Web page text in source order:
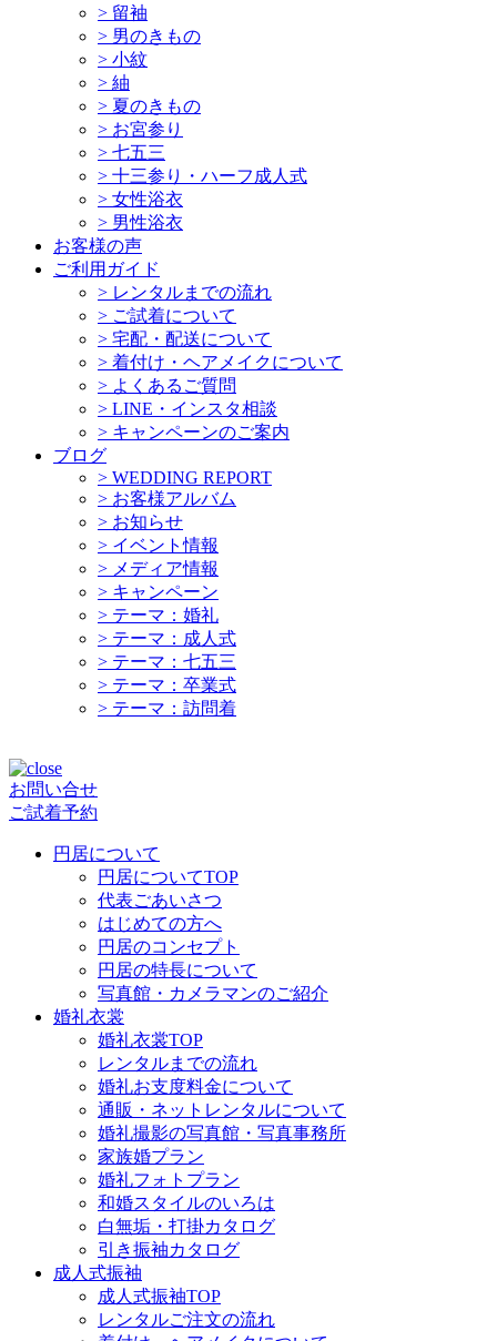
> 留袖
> 男のきもの
> 小紋
> 紬
> 夏のきもの
> お宮参り
> 七五三
> 十三参り・ハーフ成人式
> 女性浴衣
> 男性浴衣
お客様の声
ご利用ガイド
> レンタルまでの流れ
> ご試着について
> 宅配・配送について
> 着付け・ヘアメイクについて
> よくあるご質問
> LINE・インスタ相談
> キャンペーンのご案内
ブログ
> WEDDING REPORT
> お客様アルバム
> お知らせ
> イベント情報
> メディア情報
> キャンペーン
> テーマ：婚礼
> テーマ：成人式
> テーマ：七五三
> テーマ：卒業式
> テーマ：訪問着
お問い合せ
ご試着予約
円居について
円居についてTOP
代表ごあいさつ
はじめての方へ
円居のコンセプト
円居の特長について
写真館・カメラマンのご紹介
婚礼衣裳
婚礼衣裳TOP
レンタルまでの流れ
婚礼お支度料金について
通販・ネットレンタルについて
婚礼撮影の写真館・写真事務所
家族婚プラン
婚礼フォトプラン
和婚スタイルのいろは
白無垢・打掛カタログ
引き振袖カタログ
成人式振袖
成人式振袖TOP
レンタルご注文の流れ